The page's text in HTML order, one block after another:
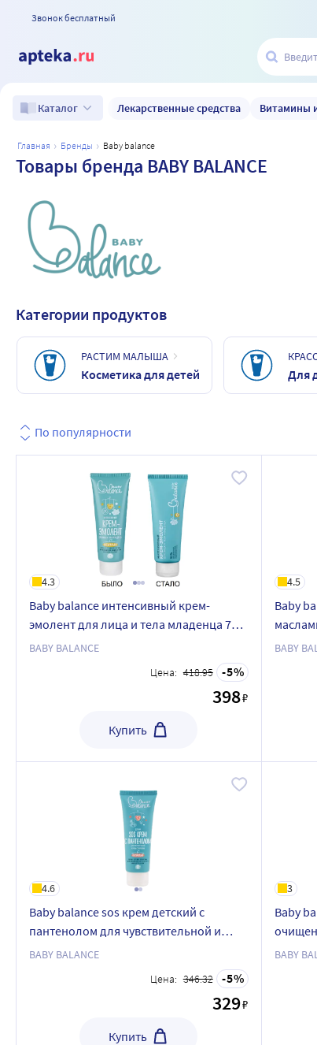
Звонок бесплатный
Каталог Лекарственные средства Витамины
главная бренды baby balance
Товары бренда BABY BALANCE
Категории продуктов
РАСТИМ МАЛЫША
Косметика для детей Для
По популярности
4.3
Baby balance интенсивный крем-
эмолент для лица и тела младенца 75
мл
BABY BALANCE
Цена: 418.95 5
398₽
Купить
4.5
Baby
BABY
4.6
Baby balance sos крем детский с
пантенолом для чувствительной и
очень сухой кожи 75 мл
BABY BALANCE
Цена: 346.32 5
329₽
Купить
3
Baby
мл
BABY